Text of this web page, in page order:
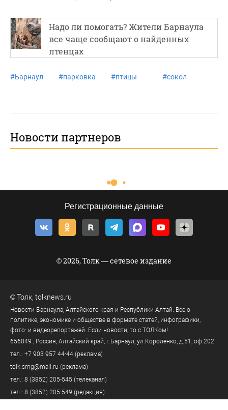
Надо ли помогать? Жители Барнаула
все чаще сообщают о найденных
птенцах
#Барнаул #парковка #птицы #сокол
Новости партнеров
Регистрационные данные
© 2026, Толк — сетевое издание
©Толк tolknews.ru
Новости Барнаула, Алтайского края и Республики Алтай. Все о
политике, экономике и обществе в формате статей, инфографики,
фото- и видеорепортажей. Если новости, то с ТОЛКом!
656049
, Россия, Алтайский край, г. Барнаул ул.Короленко, д.51, оф.202
тел.: +7 903 957 44-44 (реклама)
tolk.smg@mail.ru (реклама)
тел.: 8 (3852) 205-545 (телеканал)
тел.: 8 (3852) 205-549 (редакция)